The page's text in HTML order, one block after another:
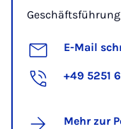
Geschäftsführung
E-Mail
+49 5251
Mehr zur